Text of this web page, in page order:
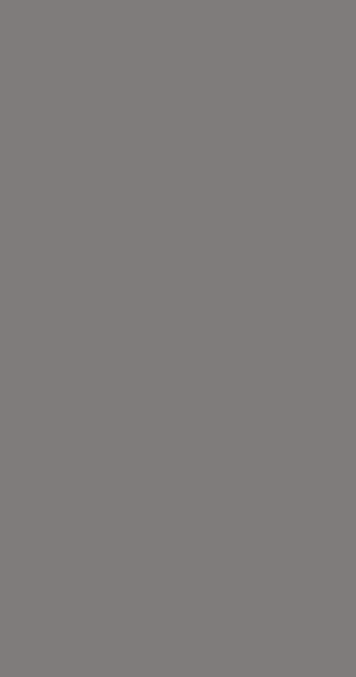
in neuem Fenster)